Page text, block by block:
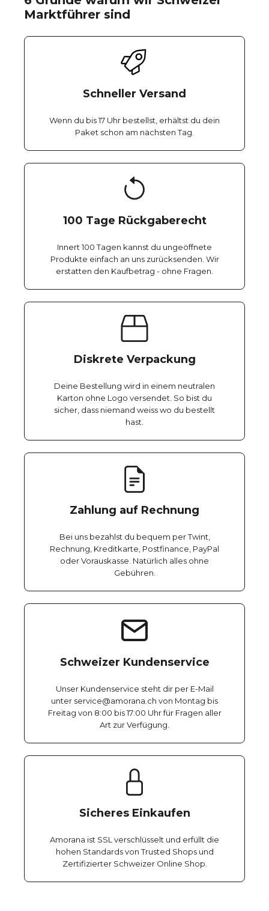
Marktführer sind
Schneller Versand
Wenn du bis 17 Uhr bestellst, erhältst du dein
Paket schon am nächsten Tag.
100 Tage Rückgaberecht
Innert 100 Tagen kannst du ungeöffnete
Produkte einfach an uns zurücksenden. Wir
erstatten den Kaufbetrag - ohne Fragen.
Diskrete Verpackung
Deine Bestellung wird in einem neutralen
Karton ohne Logo versendet. So bist du
sicher, dass niemand weiss wo du bestellt
hast.
Zahlung auf Rechnung
Bei uns bezahlst du bequem per Twint,
Rechnung, Kreditkarte, Postfinance, PayPal
oder Vorauskasse. Natürlich alles ohne
Gebühren.
Schweizer Kundenservice
Unser Kundenservice steht dir per E-Mail
unter service@amorana.ch von Montag bis
Freitag von 8:00 bis 17:00 Uhr für Fragen aller
Art zur Verfügung.
Sicheres Einkaufen
Amorana ist SSL verschlüsselt und erfüllt die
hohen Standards von Trusted Shops und
Zertifizierter Schweizer Online Shop.